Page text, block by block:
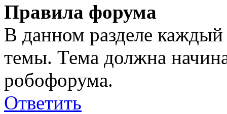
Правила форума
В данном разделе
темы. Тема должна
робофорума.
Ответить